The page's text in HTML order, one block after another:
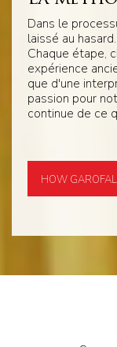
Dans le
laissé au hasard.
Chaque étape,
expérience
que d'une
passion pour
continue de ce
HOW